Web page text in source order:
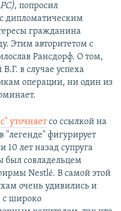
, попросил
с дипломатическим
гражданина
Этим авторитетом с
Рансдорф. О том,
в случае успеха
операции, ни один из
уточняетсо ссылкой на
"легенде" фигурирует
10 лет назад супруга
был совладельцем
Nestlé. В самой этой
очень удивились и
с широко